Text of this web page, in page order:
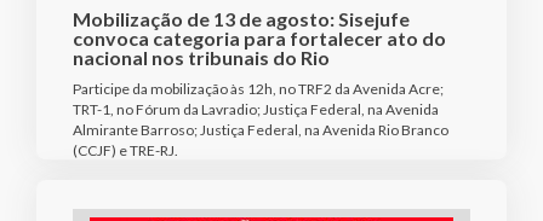
Mobilização de 13 de agosto: Sisejufe
convoca categoria para fortalecer ato do
nacional nos tribunais do Rio
Participe da mobilização às 12h, no TRF2 da Avenida Acre;
TRT-1, no Fórum da Lavradio; Justiça Federal, na Avenida
Almirante Barroso; Justiça Federal, na Avenida Rio Branco
(CCJF) e TRE-RJ.